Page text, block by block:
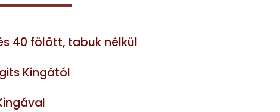
40 fölött, tabuk nélkül
Kingától